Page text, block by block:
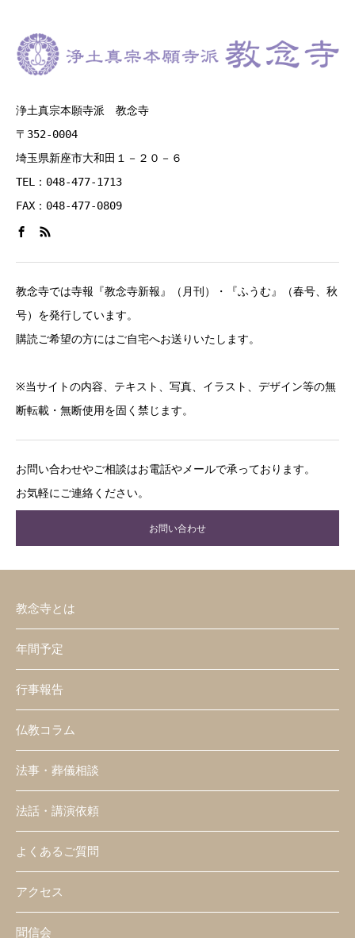
浄土真宗本願寺派 教念寺
〒352-0004
埼玉県新座市大和田１－２０－６
TEL：048-477-1713
FAX：048-477-0809
教念寺では寺報『教念寺新報』（月刊）・『ふうむ』（春号、秋
号）を発行しています。
購読ご希望の方にはご自宅へお送りいたします。
※当サイトの内容、テキスト、写真、イラスト、デザイン等の無
断転載・無断使用を固く禁じます。
お問い合わせやご相談はお電話やメールで承っております。
お気軽にご連絡ください。
お問い合わせ
教念寺とは
年間予定
行事報告
仏教コラム
法事・葬儀相談
法話・講演依頼
よくあるご質問
アクセス
聞信会